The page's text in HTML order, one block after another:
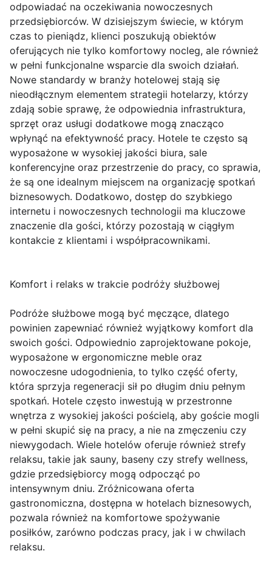
odpowiadać na oczekiwania nowoczesnych
przedsiębiorców. W dzisiejszym świecie, w którym
czas to pieniądz, klienci poszukują obiektów
oferujących nie tylko komfortowy nocleg, ale również
w pełni funkcjonalne wsparcie dla swoich działań.
Nowe standardy w branży hotelowej stają się
nieodłącznym elementem strategii hotelarzy, którzy
zdają sobie sprawę, że odpowiednia infrastruktura,
sprzęt oraz usługi dodatkowe mogą znacząco
wpłynąć na efektywność pracy. Hotele te często są
wyposażone w wysokiej jakości biura, sale
konferencyjne oraz przestrzenie do pracy, co sprawia,
że są one idealnym miejscem na organizację spotkań
biznesowych. Dodatkowo, dostęp do szybkiego
internetu i nowoczesnych technologii ma kluczowe
znaczenie dla gości, którzy pozostają w ciągłym
kontakcie z klientami i współpracownikami.
Komfort i relaks w trakcie podróży służbowej
Podróże służbowe mogą być męczące, dlatego
powinien zapewniać również wyjątkowy komfort dla
swoich gości. Odpowiednio zaprojektowane pokoje,
wyposażone w ergonomiczne meble oraz
nowoczesne udogodnienia, to tylko część oferty,
która sprzyja regeneracji sił po długim dniu pełnym
spotkań. Hotele często inwestują w przestronne
wnętrza z wysokiej jakości pościelą, aby goście mogli
w pełni skupić się na pracy, a nie na zmęczeniu czy
niewygodach. Wiele hotelów oferuje również strefy
relaksu, takie jak sauny, baseny czy strefy wellness,
gdzie przedsiębiorcy mogą odpocząć po
intensywnym dniu. Zróżnicowana oferta
gastronomiczna, dostępna w hotelach biznesowych,
pozwala również na komfortowe spożywanie
posiłków, zarówno podczas pracy, jak i w chwilach
relaksu.